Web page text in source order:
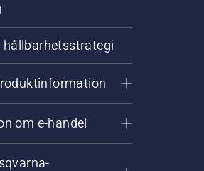
hållbarhetsstrategi
om e-handel